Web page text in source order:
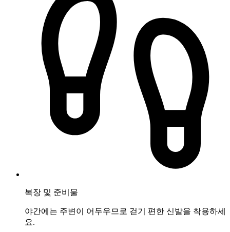
복장 및 준비물
야간에는 주변이 어두우므로 걷기 편한 신발을 착용하세
요.